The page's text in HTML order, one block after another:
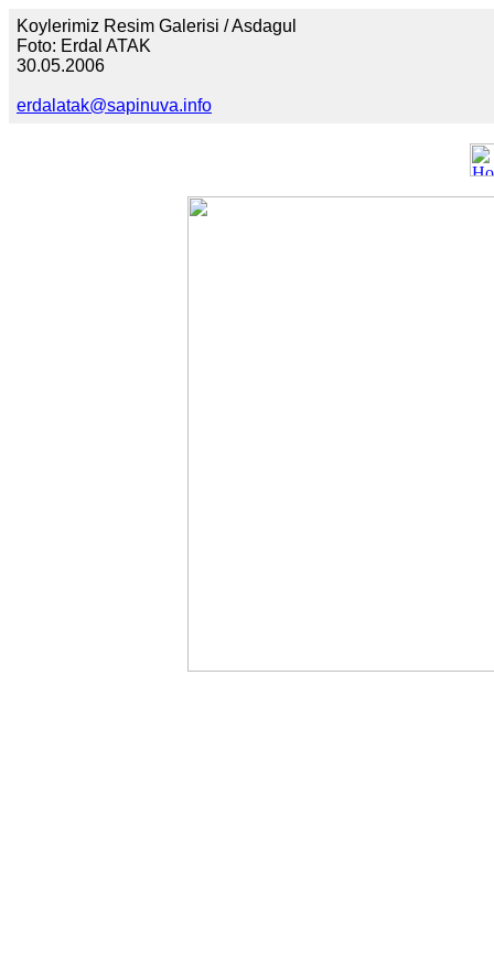
Koylerimiz Resim Galerisi / Asdagul
Foto: Erdal ATAK
30.05.2006
erdalatak@sapinuva.info